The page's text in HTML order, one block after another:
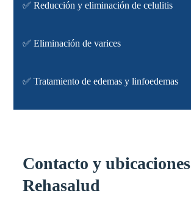
✅ Reducción y eliminación de celulitis
✅ Eliminación de varices
✅ Tratamiento de edemas y linfoedemas
Contacto y ubicaciones
Rehasalud